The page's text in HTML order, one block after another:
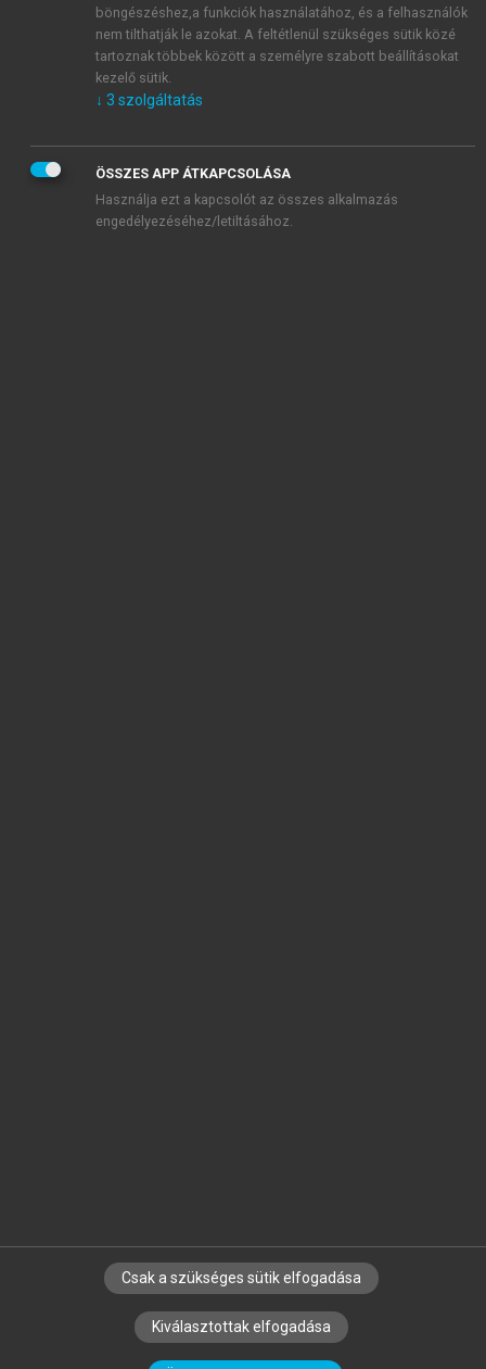
Általános vásárlási feltételeket, valamint a szotar.netés a
mersz.huoldalak licencszerződéseiben foglaltakat
tudomásul veszem és elfogadom.
KIPRÓBÁLOM
SZERZŐKNEK CÉGEKNEK KÖNYVTÁROSOKNAK
SZERKESZTÉSI ÉS LEKTORÁLÁSI ALAPELVEK
böngészéshez,a funkciók használatához, és a felhasználók
nem tilthatják le azokat. A feltétlenül szükséges sütik közé
tartoznak többek között a személyre szabott beállításokat
kezelő sütik.
↓ 3 szolgáltatás
ÖSSZES APP ÁTKAPCSOLÁSA
Használja ezt a kapcsolót az összes alkalmazás
engedélyezéséhez/letiltásához.
Csak a szükséges sütik elfogadása
Kiválasztottak elfogadása